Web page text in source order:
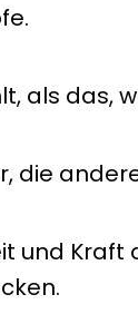
als das,
die
und Kraft